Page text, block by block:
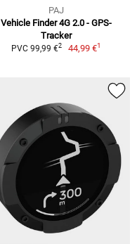
PAJ
Vehicle Finder 4G 2.0 - GPS-
Tracker
PVC 99,99 €2 44,99 €1